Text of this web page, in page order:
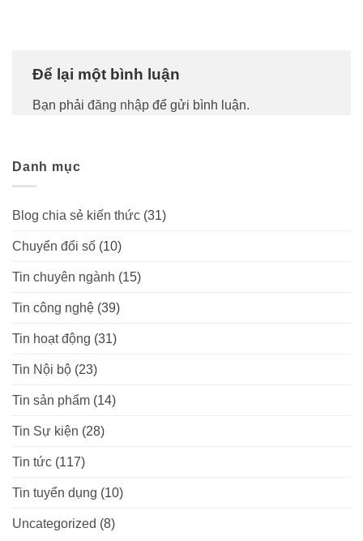
Để lại một bình luận
Bạn phải đăng nhập để gửi bình luận.
Danh mục
Blog chia sẻ kiến thức (31)
Chuyển đổi số (10)
Tin chuyên ngành (15)
Tin công nghệ (39)
Tin hoạt động (31)
Tin Nội bộ (23)
Tin sản phẩm (14)
Tin Sự kiện (28)
Tin tức (117)
Tin tuyển dụng (10)
Uncategorized (8)